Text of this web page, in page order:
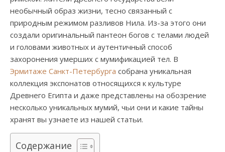
необычный образ жизни, тесно связанный с
природным режимом разливов Нила. Из-за этого они
создали оригинальный пантеон богов с телами людей
и головами животных и аутентичный способ
захоронения умерших с мумификацией тел. В
Эрмитаже Санкт-Петербурга собрана уникальная
коллекция экспонатов относящихся к культуре
Древнего Египта и даже представлены на обозрение
несколько уникальных мумий, чьи они и какие тайны
хранят вы узнаете из нашей статьи.
Содержание